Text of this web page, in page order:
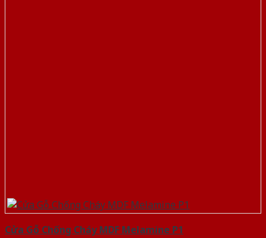
Cửa Gỗ Chống Cháy MDF Melamine P1